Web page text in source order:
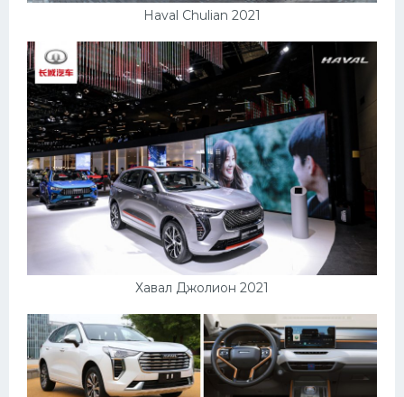
Haval Chulian 2021
Хавал Джолион 2021